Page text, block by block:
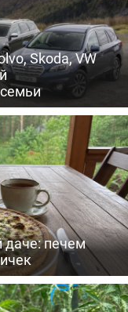
Skoda, VW
даче: печем